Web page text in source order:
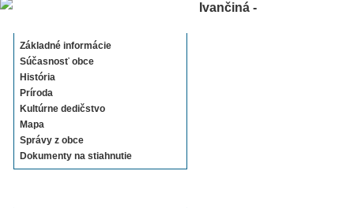
Základné informácie
Súčasnosť obce
História
Príroda
Kultúrne dedičstvo
Mapa
Správy z obce
Dokumenty na stiahnutie
Ivančiná -